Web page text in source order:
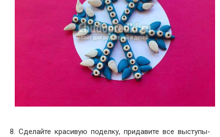
8. Сделайте красивую поделку, придавите все выступы-